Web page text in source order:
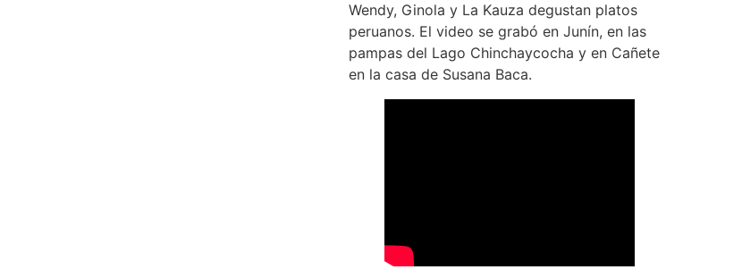
Wendy, Ginola y La Kauza degustan platos
peruanos. El video se grabó en Junín, en las
pampas del Lago Chinchaycocha y en Cañete
en la casa de Susana Baca.